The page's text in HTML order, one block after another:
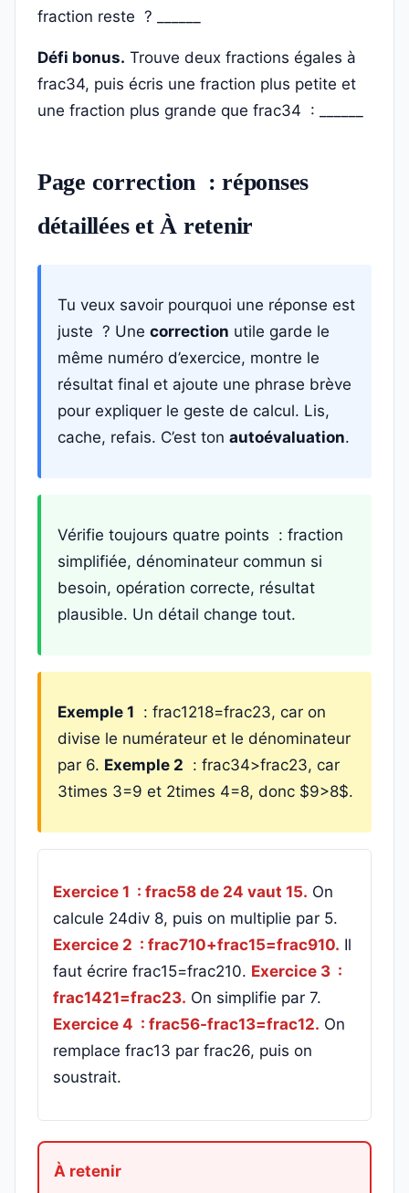
fraction reste ? ______
Défi bonus. Trouve deux fractions égales à
frac34, puis écris une fraction plus petite et
une fraction plus grande que frac34 : ______
Page correction : réponses
détaillées et À retenir
Tu veux savoir pourquoi une réponse est
juste ? Une correction utile garde le
même numéro d’exercice, montre le
résultat final et ajoute une phrase brève
pour expliquer le geste de calcul. Lis,
cache, refais. C’est ton autoévaluation.
Vérifie toujours quatre points : fraction
simplifiée, dénominateur commun si
besoin, opération correcte, résultat
plausible. Un détail change tout.
Exemple 1 : frac1218=frac23, car on
divise le numérateur et le dénominateur
par 6. Exemple 2 : frac34>frac23, car
3times 3=9 et 2times 4=8, donc $9>8$.
Exercice 1 : frac58 de 24 vaut 15. On
calcule 24div 8, puis on multiplie par 5.
Exercice 2 : frac710+frac15=frac910. Il
faut écrire frac15=frac210. Exercice 3 :
frac1421=frac23. On simplifie par 7.
Exercice 4 : frac56-frac13=frac12. On
remplace frac13 par frac26, puis on
soustrait.